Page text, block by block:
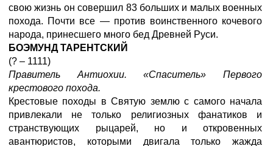
свою жизнь он совершил 83 больших и малых военных
похода. Почти все — против воинственного кочевого
народа, принесшего много бед Древней Руси.
БОЭМУНД ТАРЕНТСКИЙ
(? – 1111)
Правитель Антиохии. «Спаситель» Первого
крестового похода.
Крестовые походы в Святую землю с самого начала
привлекали не только религиозных фанатиков и
странствующих рыцарей, но и откровенных
авантюристов, которыми двигала только жажда